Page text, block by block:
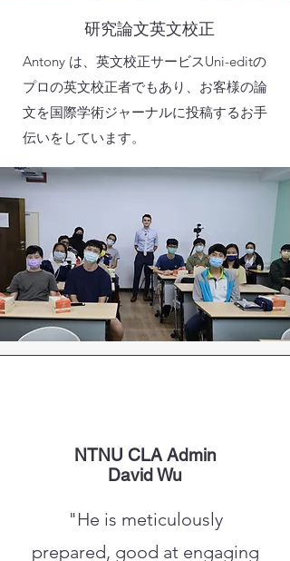
研究論文英文校正
Antony は、英文校正サービスUni-editの
プロの英文校正者でもあり、お客様の論
文を国際学術ジャーナルに投稿するお手
伝いをしています。
ックライティング、論文投稿、英会話を
教えてきました。
NTNU CLA Admin
David Wu
"He is meticulously
prepared, good at engaging